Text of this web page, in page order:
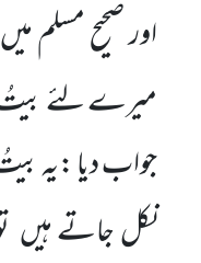
اور صحیح مسلم
میرے لئے بیتُ
جواب دیا :یہ
نکل جاتے ہیں